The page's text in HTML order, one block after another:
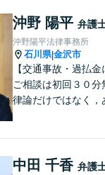
回収「スピード対応
法務「顧問契約も可
間・休日面談可】【
室】
沖野 陽平 弁護
沖野陽平法律事務所
石川県|金沢市
【交通事故・過払
ご相談は初回３０分
律論だけではなく，
中田 千香 弁護